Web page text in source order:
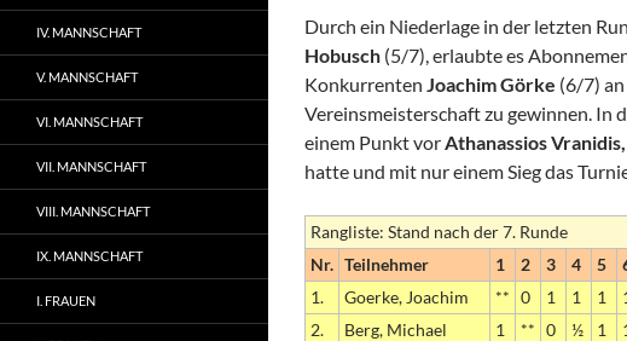
Durch ein Niederlage in der letzten
Hobusch (5/7), erlaubte es
Konkurrenten Joachim Görke (6/7)
Vereinsmeisterschaft zu gewinnen. In
einem Punkt vorAthanassios Vranidis,
hatte und mit nur einem Sieg das
Rangliste: Stand nach der 7. Runde
Nr. Teilnehmer 1 2 3 4 5
1.
Goerke, Joachim ** 0 1 1 1
2.
Berg, Michael 1 ** 0 ½ 1
IV. MANNSCHAFT
V. MANNSCHAFT
VI. MANNSCHAFT
VII. MANNSCHAFT
VIII. MANNSCHAFT
IX. MANNSCHAFT
I. FRAUEN